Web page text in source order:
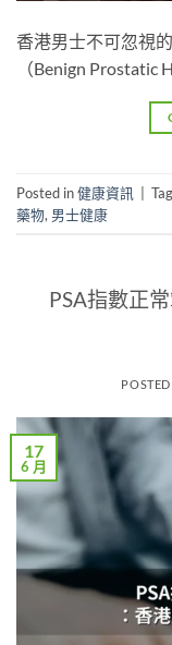
香港男士不可忽視
（Benign Prostatic
Posted in健康資訊
藥物, 男士健康
PSA指數正
17
6 月